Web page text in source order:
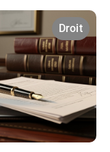
Droit